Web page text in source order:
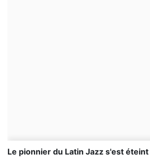
Le pionnier du Latin Jazz s'est